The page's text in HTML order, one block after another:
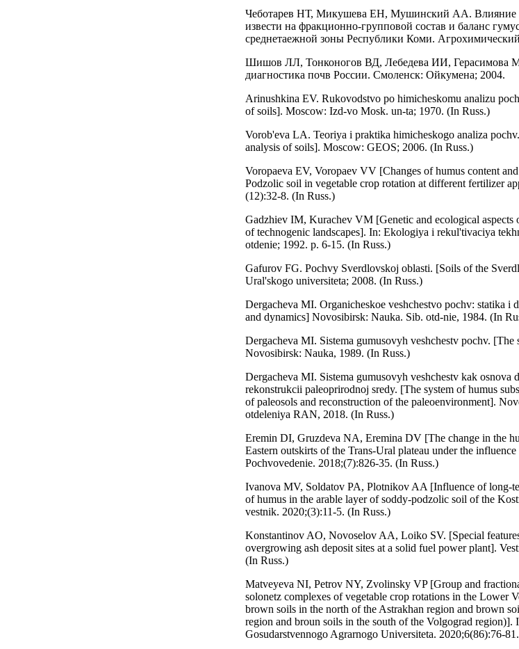
Чеботарев НТ, Микушева ЕН, Мушинский АА. Влияние
извести на фракционно-групповой состав и баланс
среднетаежной зоны Республики Коми.
Шишов ЛЛ, Тонконогов ВД, Лебедева ИИ, Герасимова
диагностика почв России. Смоленск: Ойкумена; 2004.
Arinushkina EV. Rukovodstvo po himicheskomu analizu
of soils]. Moscow: Izd-vo Mosk. un-ta; 1970. (In Russ.)
Vorob'eva LA. Teoriya i praktika himicheskogo analiza
analysis of soils]. Moscow: GEOS; 2006. (In Russ.)
Voropaeva EV, Voropaev VV [Changes of humus content
Podzolic soil in vegetable crop rotation at different fertilizer
(12):32-8. (In Russ.)
Gadzhiev IM, Kurachev VM [Genetic and ecological aspects
of technogenic landscapes]. In: Ekologiya i rekul'tivaciya
otdenie; 1992. p. 6-15. (In Russ.)
Gafurov FG. Pochvy Sverdlovskoj oblasti. [Soils of the
Ural'skogo universiteta; 2008. (In Russ.)
Dergacheva MI. Organicheskoe veshchestvo pochv: statika i
and dynamics] Novosibirsk: Nauka. Sib. otd-nie, 1984. (In
Dergacheva MI. Sistema gumusovyh veshchestv pochv. [The
Novosibirsk: Nauka, 1989. (In Russ.)
Dergacheva MI. Sistema gumusovyh veshchestv kak osnova
rekonstrukcii paleoprirodnoj sredy. [The system of humus
of paleosols and reconstruction of the paleoenvironment].
otdeleniya RAN, 2018. (In Russ.)
Eremin DI, Gruzdeva NA, Eremina DV [The change in the
Eastern outskirts of the Trans-Ural plateau under the
Pochvovedenie. 2018;(7):826-35. (In Russ.)
Ivanova MV, Soldatov PA, Plotnikov AA [Influence of long-
of humus in the arable layer of soddy-podzolic soil of the
vestnik. 2020;(3):11-5. (In Russ.)
Konstantinov AO, Novoselov AA, Loiko SV. [Special
overgrowing ash deposit sites at a solid fuel power plant].
(In Russ.)
Matveyeva NI, Petrov NY, Zvolinsky VP [Group and
solonetz complexes of vegetable crop rotations in the Lower
brown soils in the north of the Astrakhan region and brown
region and broun soils in the south of the Volgograd region)].
Gosudarstvennogo Agrarnogo Universiteta. 2020;6(86):76-